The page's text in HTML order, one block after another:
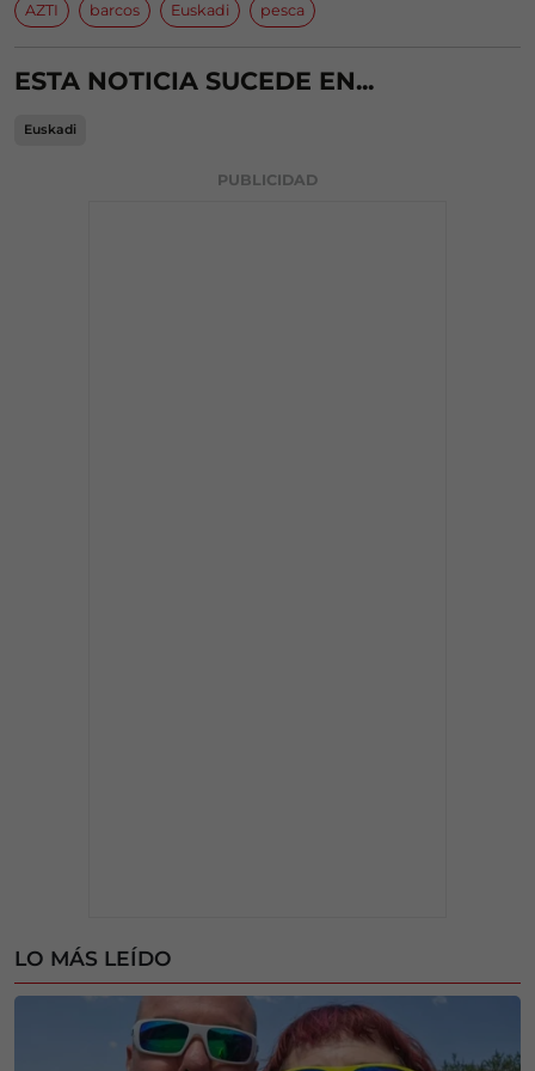
AZTI barcos Euskadi pesca
ESTA NOTICIA SUCEDE EN...
Euskadi
PUBLICIDAD
LO MÁS LEÍDO